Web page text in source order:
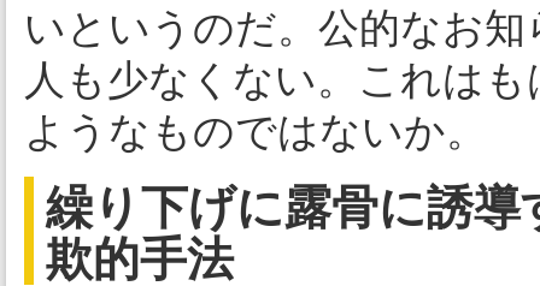
いというのだ。公的なお
人も少なくない。これは
ようなものではないか。
繰り下げに露骨に誘
欺的手法